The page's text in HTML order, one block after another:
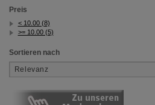
Preis
< 10.00 (8)
>= 10.00 (5)
Sortieren nach